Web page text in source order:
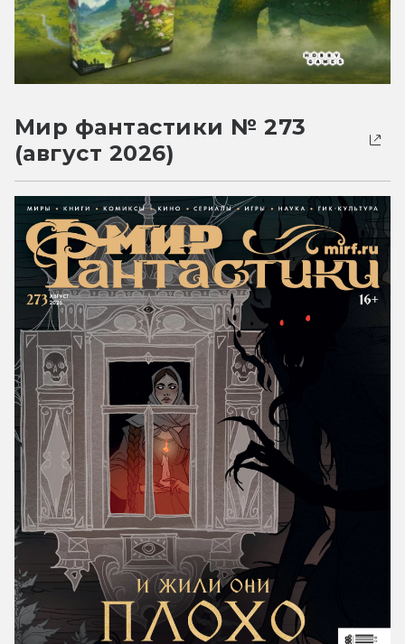
Мир фантастики № 273
(август 2026)